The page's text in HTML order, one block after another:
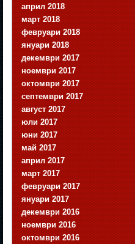
април 2018
март 2018
февруари 2018
януари 2018
декември 2017
ноември 2017
октомври 2017
септември 2017
август 2017
юли 2017
юни 2017
май 2017
април 2017
март 2017
февруари 2017
януари 2017
декември 2016
ноември 2016
октомври 2016